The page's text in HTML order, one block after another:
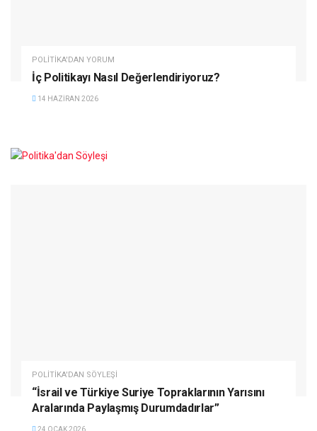
POLITIKA'DAN YORUM
İç Politikayı Nasıl Değerlendiriyoruz?
14 HAZIRAN 2026
POLITIKA'DAN SÖYLEŞI
“İsrail ve Türkiye Suriye Topraklarının Yarısını
Aralarında Paylaşmış Durumdadırlar”
24 OCAK 2026